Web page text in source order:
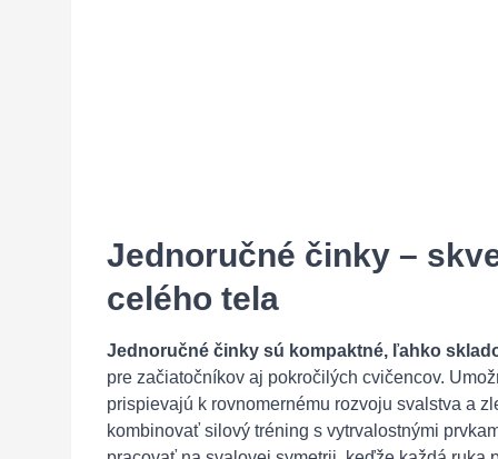
Jednoručné činky –
celého tela
Jednoručné činky sú kompaktné, ľahko
pre začiatočníkov aj pokročilých cvičencov.
prispievajú k rovnomernému rozvoju svalstva a
kombinovať silový tréning s vytrvalostnými